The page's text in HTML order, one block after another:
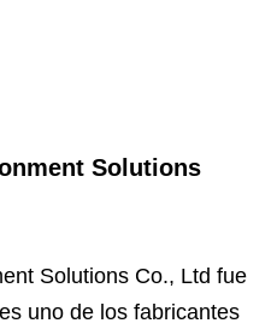
Solutions
Solutions Co., Ltd fue
uno de los fabricantes